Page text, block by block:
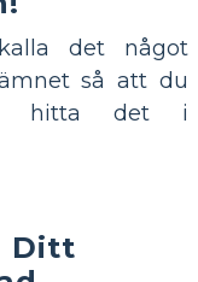
det något
så att du
hitta det i
Ditt